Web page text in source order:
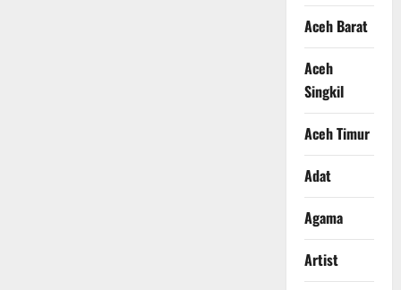
Aceh Barat
Aceh
Singkil
Aceh Timur
Adat
Agama
Artist